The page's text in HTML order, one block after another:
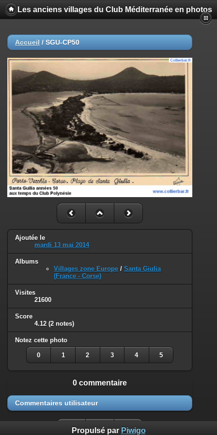
Les anciens villages du Club Méditerranée en photos
Accueil / SGU-CP50
Ajoutée le
mardi 13 mai 2014
Albums
Villages zone Europe / Santa Giulia
(France - Corse)
Visites
21600
Score
4.12 (2 notes)
Notez cette photo
0 1 2 3 4 5
0 commentaire
Commentaires utilisateur
Propulsé par Piwigo